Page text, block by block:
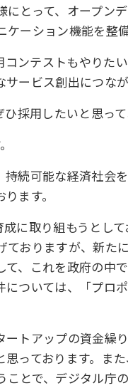
とって、オープン
ーション機能を整
ンテストもやりた
ービス創出につな
採用したいと思っ
続可能な経済社会
ます。
に取り組もうとし
おりますが、新た
、これを政府の中
ついては、「プ
トアップの資金繰
っております。ま
とで、デジタル